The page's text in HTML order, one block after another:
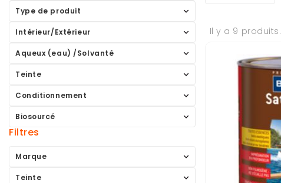
Type de produit
Intérieur/Extérieur
Aqueux (eau) /Solvanté
Teinte
Conditionnement
Biosourcé
Filtres
Marque
Teinte
Il y a 9 produits.